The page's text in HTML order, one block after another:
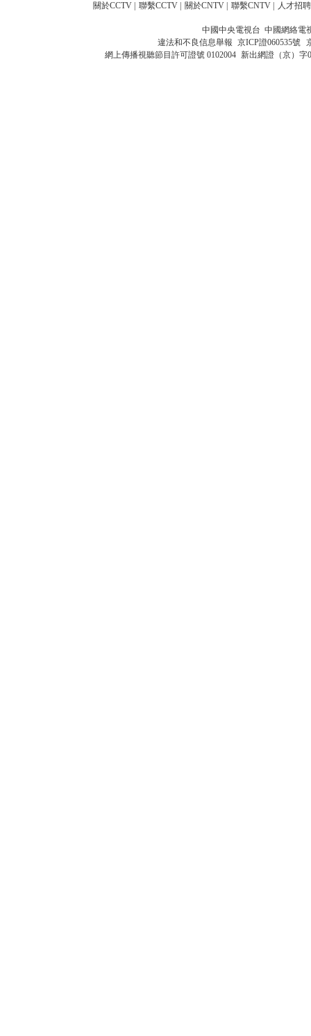
關於CCTV 聯繫CCTV 關於CNTV 聯繫CNTV 人才招聘
中國中央電視台 中國網絡電
違法和不良信息舉報 京ICP證060535號
網上傳播視聽節目許可證號 0102004 新出網證（京）